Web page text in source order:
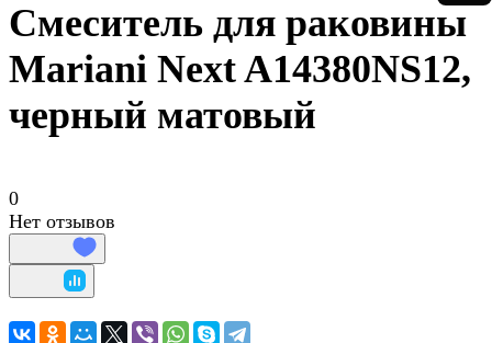
Смеситель для раковины
Mariani Next A14380NS12,
черный матовый
0
Нет отзывов